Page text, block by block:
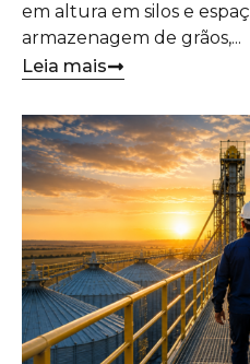
em altura em silos e
armazenagem de grãos,...
Leia mais